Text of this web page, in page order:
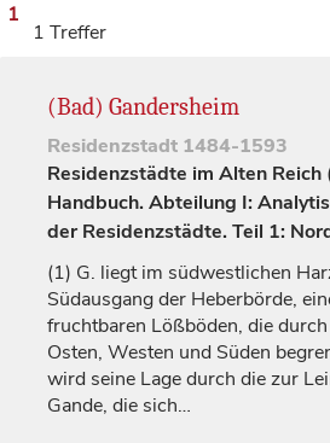
1
1 Treffer
(Bad) Gandersheim
Residenzstadt 1484-1593
Residenzstädte im Alten
Handbuch. Abteilung I:
der Residenzstädte. Teil 1:
(1) G. liegt im südwestlichen
Südausgang der Heberbörde,
fruchtbaren Lößböden, die
Osten, Westen und Süden
wird seine Lage durch die zur
Gande, die sich…